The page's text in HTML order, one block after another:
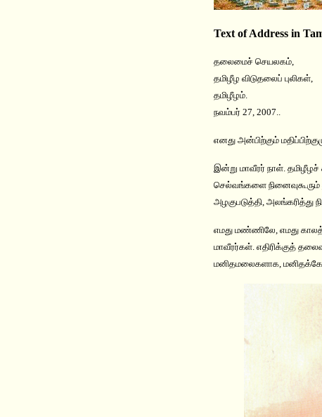
Text of Address in
தலைமைச் செயலகம்,
தமிழீழ விடுதலைப் புலிகள்,
தமிழீழம்.
நவம்பர் 27, 2007..
எனது அன்பிற்கும்
இன்று மாவீரர் நாள். தமிழீழச்
செல்வங்களை நினைவுகூரும்
அழகுபடுத்தி, அலங்கரித்து
எமது மண்ணிலே, எமது
மாவீரர்கள். எதிரிக்குத்
மனிதமலைகளாக,